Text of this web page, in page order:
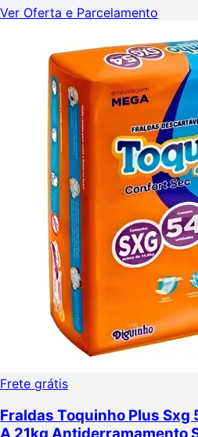
Ver Oferta e Parcelamento
Frete grátis
Fraldas Toquinho Plus Sxg